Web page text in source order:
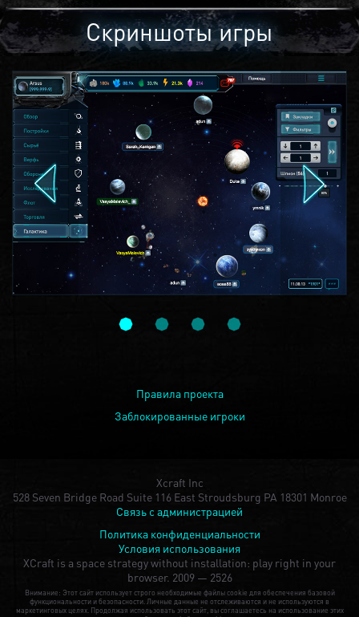
Скриншоты игры
Правила проекта
Заблокированные игроки
Xcraft Inc
528 Seven Bridge Road Suite 116 East Stroudsburg PA 18301 Monroe
Связь с администрацией
Политика конфиденциальности
Условия использования
XCraft is a space strategy without installation: play right in your
browser. 2009 — 2526
Внимание: Этот сайт использует строго необходимые файлы cookie для обеспечения базовой
функциональности и безопасности. Личные данные не отслеживаются и не используются в
маркетинговых целях. Продолжая использовать этот сайт, вы соглашаетесь на использование этих